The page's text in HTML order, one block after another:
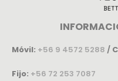
Móvil: +56 9 4572 5288 /
Fijo: +56 72 253 7087